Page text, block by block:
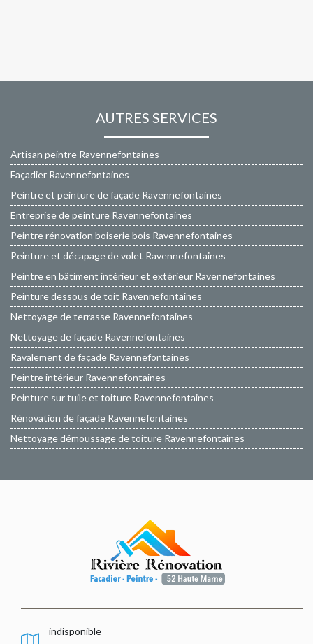
AUTRES SERVICES
Artisan peintre Ravennefontaines
Façadier Ravennefontaines
Peintre et peinture de façade Ravennefontaines
Entreprise de peinture Ravennefontaines
Peintre rénovation boiserie bois Ravennefontaines
Peinture et décapage de volet Ravennefontaines
Peintre en bâtiment intérieur et extérieur Ravennefontaines
Peinture dessous de toit Ravennefontaines
Nettoyage de terrasse Ravennefontaines
Nettoyage de façade Ravennefontaines
Ravalement de façade Ravennefontaines
Peintre intérieur Ravennefontaines
Peinture sur tuile et toiture Ravennefontaines
Rénovation de façade Ravennefontaines
Nettoyage démoussage de toiture Ravennefontaines
indisponible